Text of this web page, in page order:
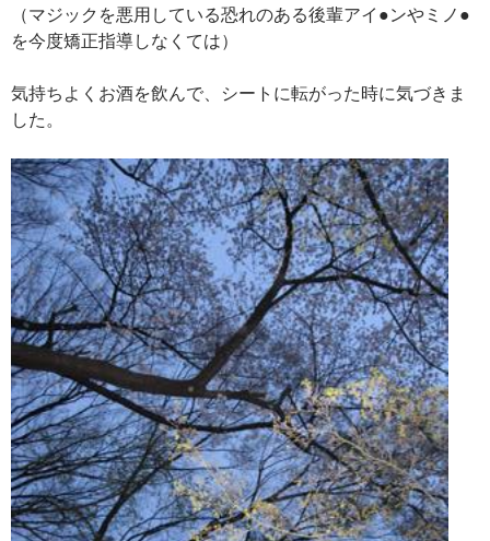
（マジックを悪用している恐れのある後輩アイ●ンやミノ●
を今度矯正指導しなくては）
気持ちよくお酒を飲んで、シートに転がった時に気づきま
した。